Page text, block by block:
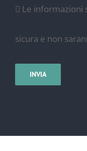
Le informazioni
sicura e non